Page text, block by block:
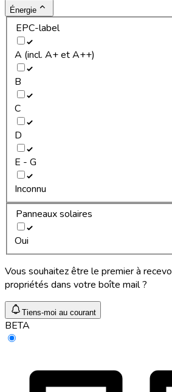
Énergie
EPC-label
A (incl. A+ et A++)
B
C
D
E - G
Inconnu
Panneaux solaires
Oui
Vous souhaitez être le premier à
propriétés dans votre boîte mail ?
Tiens-moi au courant
BETA